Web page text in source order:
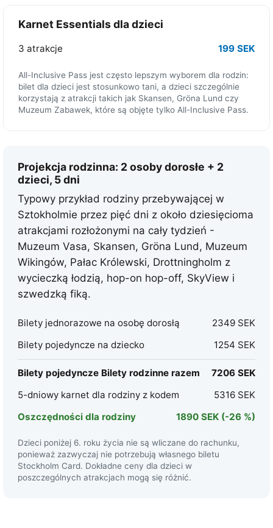
Karnet Essentials dla dzieci
3 atrakcje 199 SEK
All-Inclusive Pass jest często lepszym wyborem dla rodzin:
bilet dla dzieci jest stosunkowo tani, a dzieci szczególnie
korzystają z atrakcji takich jak Skansen, Gröna Lund czy
Muzeum Zabawek, które są objęte tylko All-Inclusive Pass.
Projekcja rodzinna: 2 osoby dorosłe + 2
dzieci, 5 dni
Typowy przykład rodziny przebywającej w
Sztokholmie przez pięć dni z około dziesięcioma
atrakcjami rozłożonymi na cały tydzień -
Muzeum Vasa, Skansen, Gröna Lund, Muzeum
Wikingów, Pałac Królewski, Drottningholm z
wycieczką łodzią, hop-on hop-off, SkyView i
szwedzką fiką.
Bilety jednorazowe na osobę dorosłą
2349 SEK
Bilety pojedyncze na dziecko
1254 SEK
Bilety pojedyncze Bilety rodzinne razem
7206 SEK
5-dniowy karnet dla rodziny z kodem
5316 SEK
Oszczędności dla rodziny
1890 SEK (-26 %)
Dzieci poniżej 6. roku życia nie są wliczane do rachunku,
ponieważ zazwyczaj nie potrzebują własnego biletu
Stockholm Card. Dokładne ceny dla dzieci w
poszczególnych atrakcjach mogą się różnić.